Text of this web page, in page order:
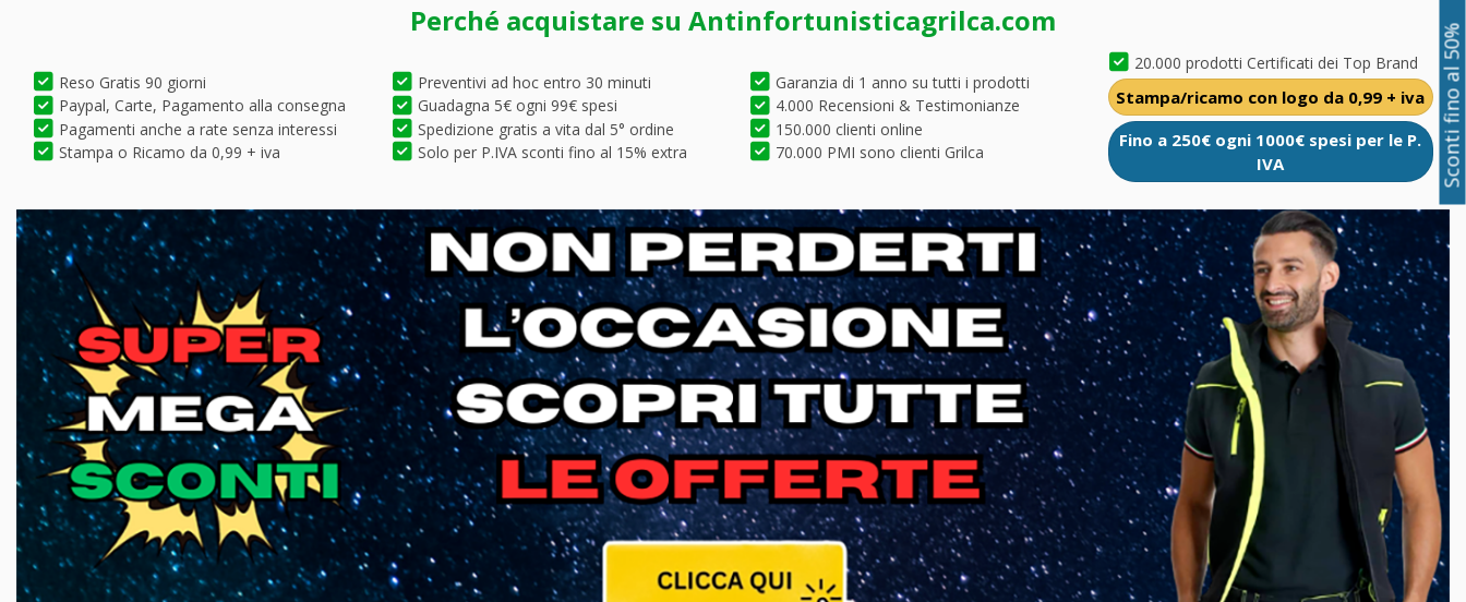
Perché acquistare su Antinfortunisticagrilca.com
Reso Gratis 90 giorni
Paypal, Carte, Pagamento alla consegna
Pagamenti anche a rate senza interessi
Stampa o Ricamo da 0,99 + iva
Preventivi ad hoc entro 30 minuti
Guadagna 5€ ogni 99€ spesi
Spedizione gratis a vita dal 5° ordine
Solo per P.IVA sconti fino al 15% extra
Garanzia di 1 anno su tutti i prodotti
4.000 Recensioni & Testimonianze
150.000 clienti online
70.000 PMI sono clienti Grilca
20.000 prodotti Certificati dei Top Brand
Stampa/ricamo con logo da 0,99 + iva
Fino a 250€ ogni 1000€ spesi per le P.
IVA
Sconti fino al 50%